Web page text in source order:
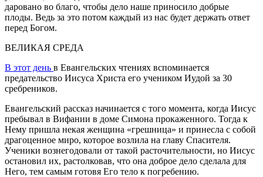
даровано во благо, чтобы дело наше приносило добрые
плоды. Ведь за это потом каждый из нас будет держать ответ
перед Богом.
ВЕЛИКАЯ СРЕДА
В этот день в Евангельских чтениях вспоминается
предательство Иисуса Христа его учеником Иудой за 30
сребреников.
Евангельский рассказ начинается с того момента, когда Иисус
пребывал в Вифании в доме Симона прокаженного. Тогда к
Нему пришла некая женщина «грешница» и принесла с собой
драгоценное миро, которое возлила на главу Спасителя.
Ученики вознегодовали от такой расточительности, но Иисус
остановил их, растолковав, что она доброе дело сделала для
Него, тем самым готовя Его тело к погребению.